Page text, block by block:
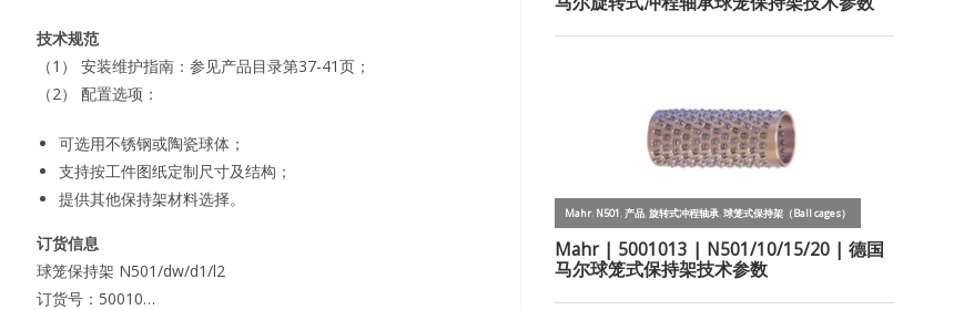
技术规范
（1） 安装维护指南：参见产品目录第37-41页；
（2） 配置选项：
可选用不锈钢或陶瓷球体；
支持按工件图纸定制尺寸及结构；
提供其他保持架材料选择。
订货信息
球笼保持架 N501/dw/d1/l2
订货号：50010…